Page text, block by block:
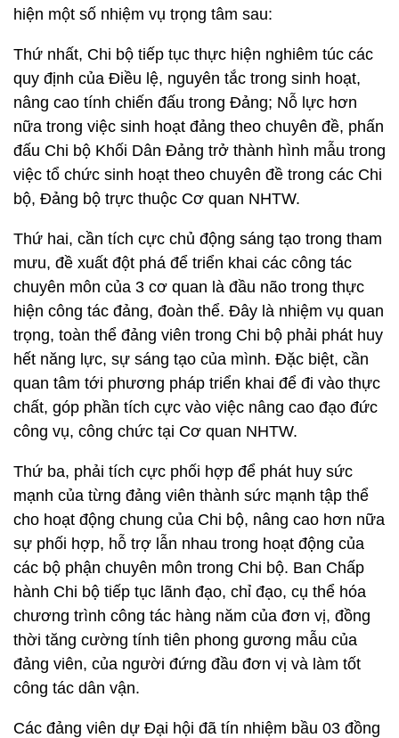
hiện một số nhiệm vụ trọng tâm sau:
Thứ nhất, Chi bộ tiếp tục thực hiện nghiêm túc các
quy định của Điều lệ, nguyên tắc trong sinh hoạt,
nâng cao tính chiến đấu trong Đảng; Nỗ lực hơn
nữa trong việc sinh hoạt đảng theo chuyên đề, phấn
đấu Chi bộ Khối Dân Đảng trở thành hình mẫu trong
việc tổ chức sinh hoạt theo chuyên đề trong các Chi
bộ, Đảng bộ trực thuộc Cơ quan NHTW.
Thứ hai, cần tích cực chủ động sáng tạo trong tham
mưu, đề xuất đột phá để triển khai các công tác
chuyên môn của 3 cơ quan là đầu não trong thực
hiện công tác đảng, đoàn thể. Đây là nhiệm vụ quan
trọng, toàn thể đảng viên trong Chi bộ phải phát huy
hết năng lực, sự sáng tạo của mình. Đặc biệt, cần
quan tâm tới phương pháp triển khai để đi vào thực
chất, góp phần tích cực vào việc nâng cao đạo đức
công vụ, công chức tại Cơ quan NHTW.
Thứ ba, phải tích cực phối hợp để phát huy sức
mạnh của từng đảng viên thành sức mạnh tập thể
cho hoạt động chung của Chi bộ, nâng cao hơn nữa
sự phối hợp, hỗ trợ lẫn nhau trong hoạt động của
các bộ phận chuyên môn trong Chi bộ. Ban Chấp
hành Chi bộ tiếp tục lãnh đạo, chỉ đạo, cụ thể hóa
chương trình công tác hàng năm của đơn vị, đồng
thời tăng cường tính tiên phong gương mẫu của
đảng viên, của người đứng đầu đơn vị và làm tốt
công tác dân vận.
Các đảng viên dự Đại hội đã tín nhiệm bầu 03 đồng